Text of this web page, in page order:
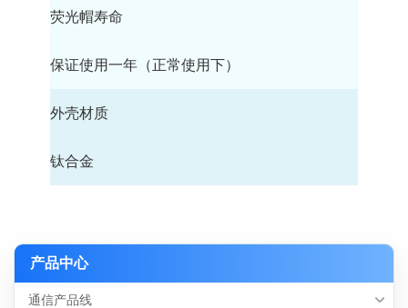
荧光帽寿命
保证使用一年（正常使用下）
外壳材质
钛合金
产品中心
通信产品线